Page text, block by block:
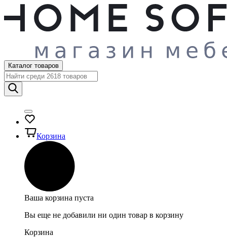
Каталог товаров
Корзина
Ваша корзина пуста
Вы еще не добавили ни один товар в корзину
Корзина